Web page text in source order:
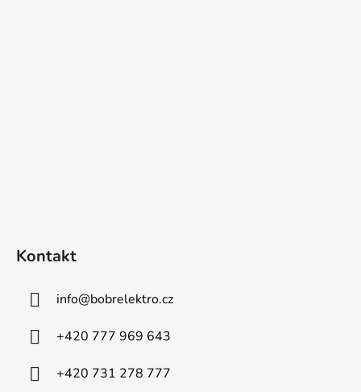
Kontakt
info@bobrelektro.cz
+420 777 969 643
+420 731 278 777